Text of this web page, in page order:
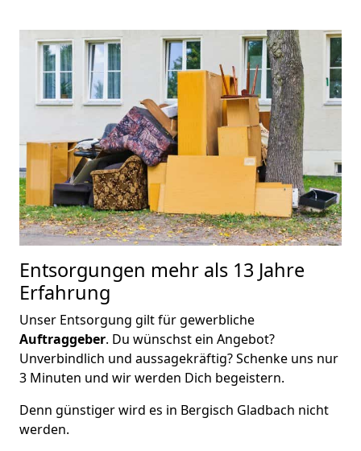
Entsorgungen mehr als 13 Jahre
Erfahrung
Unser Entsorgung gilt für gewerbliche
Auftraggeber. Du wünschst ein Angebot?
Unverbindlich und aussagekräftig? Schenke uns nur
3 Minuten und wir werden Dich begeistern.
Denn günstiger wird es in Bergisch Gladbach nicht
werden.